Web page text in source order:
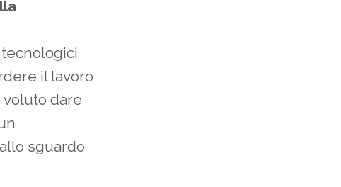
il lavoro
dare
sguardo